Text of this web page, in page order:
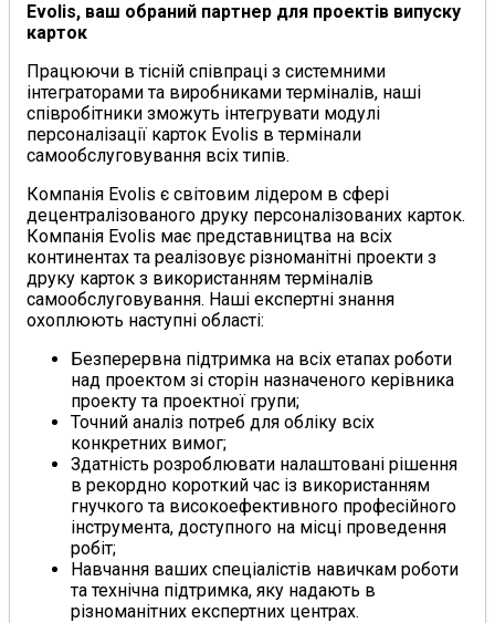
Evolis, ваш обраний партнер для проектів випуску
карток
Працюючи в тісній співпраці з системними
інтеграторами та виробниками терміналів, наші
співробітники зможуть інтегрувати модулі
персоналізації карток Evolis в термінали
самообслуговування всіх типів.
Компанія Evolis є світовим лідером в сфері
децентралізованого друку персоналізованих карток.
Компанія Evolis має представництва на всіх
континентах та реалізовує різноманітні проекти з
друку карток з використанням терміналів
самообслуговування. Наші експертні знання
охоплюють наступні області:
Безперервна підтримка на всіх етапах роботи
над проектом зі сторін назначеного керівника
проекту та проектної групи;
Точний аналіз потреб для обліку всіх
конкретних вимог;
Здатність розроблювати налаштовані рішення
в рекордно короткий час із використанням
гнучкого та високоефективного професійного
інструмента, доступного на місці проведення
робіт;
Навчання ваших спеціалістів навичкам роботи
та технічна підтримка, яку надають в
різноманітних експертних центрах.